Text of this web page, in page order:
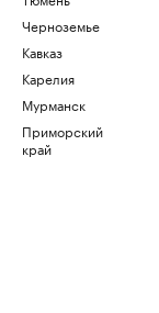
Черноземье
Кавказ
Карелия
Мурманск
Приморский
край